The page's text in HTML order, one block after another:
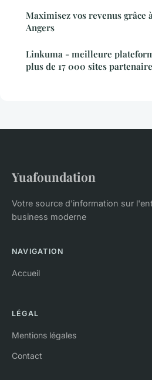
Maximisez vos revenus grâce
Angers
Linkuma - meilleure
plus de 17 000 sites
Yuafoundation
Votre source d'information sur
business moderne
NAVIGATION
Accueil
LÉGAL
Mentions légales
Contact